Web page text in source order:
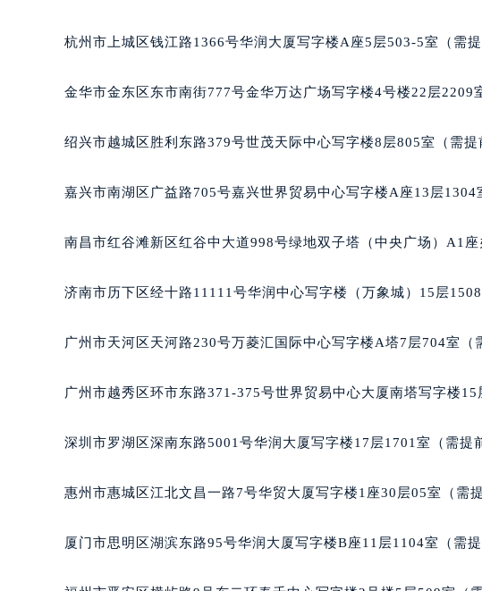
青岛市南区山东路6号华润大厦B座22层04室（需
长春市朝阳区西安大路727号中银大厦A座(旺进大
昆明市盘龙区北京路928号同德昆明广场写字楼10
西安市碑林区南关正街88号华侨城长安国际中心E
唐山市路南区新华东道100号万达广场写字楼A座
内蒙古自治区呼和浩特市玉泉区大学西街70号华
重庆市解放碑渝中区民权路28号英利国际金融中
黑龙江省鹤岗市向阳区红军路格拉苏蒂售后服务
黑龙江省鸡西市鸡冠区红军路格拉苏蒂售后服务中
黑龙江省牡丹江市东安区太平路格拉苏蒂售后服务
黑龙江省齐齐哈尔市龙沙区龙华路格拉苏蒂售后服
黑龙江省绥化市北林区新华街与康庄路交叉口格
杭州市上城区钱江路1366号华润大厦写字楼A座5层503-5室（需提
金华市金东区东市南街777号金华万达广场写字楼4号楼22层2209
绍兴市越城区胜利东路379号世茂天际中心写字楼8层805室（需提
嘉兴市南湖区广益路705号嘉兴世界贸易中心写字楼A座13层1304
南昌市红谷滩新区红谷中大道998号绿地双子塔（中央广场）A1座
济南市历下区经十路11111号华润中心写字楼（万象城）15层1508
广州市天河区天河路230号万菱汇国际中心写字楼A塔7层704室（
广州市越秀区环市东路371-375号世界贸易中心大厦南塔写字楼15
深圳市罗湖区深南东路5001号华润大厦写字楼17层1701室（需提
惠州市惠城区江北文昌一路7号华贸大厦写字楼1座30层05室（需提
厦门市思明区湖滨东路95号华润大厦写字楼B座11层1104室（需提